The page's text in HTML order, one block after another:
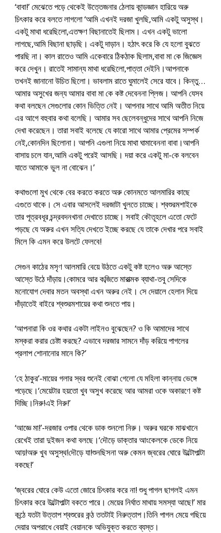
‘বাবা!’ মেঝেতে পড়ে থেকেই উত্তেজনার ঠেলায় কান্ডজ্ঞান হারিয়ে অরু
চিৎকার করে বলতে লাগলো ‘আমি এখনই দরজা খুলছি,আমি একটু অসুস্থ।
একটু মাথা ধরেছিলো,এতক্ষণ বিছানাতেই ছিলাম। এখন একটু ভালো
লাগছে,আমি বিছানা ছাড়ছি। একটু দাড়ান। হঠাৎ করে কি যে হলো বুঝতে
পারছি না। কাল রাতেও আমি একেবারে ঠিকঠাক ছিলাম,বাবা মা কে জিজ্ঞেস
করে দেখুন। রাতেই সামান্য মাথা ধরেছিলো,পাত্তা দেইনি।আপনাকে
তখনই জানানো উচিত ছিলো। ভাবলাম রাতে ঘুমালেই সেরে যাবে। কিন্তু…
আমার অসুখের জন্য আমার বাবা মা কে কষ্ট দেবেননা প্লিজ। আপনি যেসব
কথা বলছেন সেগুলোর কোন ভিত্তি নেই। আপনার সাথে আমি অতীত নিয়ে
এর আগে বহুবার কথা বলেছি। আমার সব ছেলেবন্ধুদের সাথে আপনি নিজে
দেখা করেছেন। তারা সবাই বলেছে যে কারো সাথে আমার প্রেমের সম্পর্ক
নেই,কোনদিন ছিলোনা। আপনি এগুলা নিয়ে মাথা ঘামাবেননা বাবা।আপনি
বাসায় চলে যান,আমি একটু পরেই আসছি। দয়া করে একটু মা-কে বলবেন
যাতে আমাকে ভুল না বোঝেন।’
কথাগুলো মুখ থেকে বের করতে করতে অরু কোনমতে আলমারির কাছে
এগুতে থাকে। সে এবার আসলেই দরজাটা খুলতে চাচ্ছে। শ্বশুরমশাইকে
তার পূত্রবধূর চন্দ্রবদনখানা দেখাতে চাচ্ছে। সবাই কৌতূহলে এতো ফেটে
পড়ছে যে অরুর এখন সত্যি দেখতে ইচ্ছে করছে যে তাকে দেখার পরে সবাই
মিলে কি এমন করে উলটে ফেলবে!
সেগুন কাঠের মসৃণ আলমারি বেয়ে উঠতে একটু কষ্ট হলেও অরু আস্তে
আস্তে উঠে দাঁড়ায়।কোমরে আর কব্জিতে মারাত্মক ব্যাথা-তবু সেদিকে
মনোযোগ দেবার মতন অবস্থা এখন অরুর নেই। সে দেয়ালে হেলান দিয়ে
দাঁড়াতেই বাইরে শ্বশুরমশায়ের কথা শুনতে পায়।
‘আপনারা কি ওর কথার একটা লাইনও বুঝেছেন? ও কি আমাদের সাথে
মস্করা করার চেষ্টা করছে? এভাবে দরজার সামনে দাঁড় করিয়ে পাগলের
প্রলাপ শোনানোর মানে কি?’
‘হে ঠাকুর’-মায়ের গলার স্বর শুনেই বোঝা গেলো যে মহিলা কান্নায় ভেঙ্গে
পড়েছে।‘মেয়েটার হয়তো খুব অসুখ করেছে আর আমরা ওকে অকারণে কষ্ট
দিচ্ছি।নিরু!এই নিরু!’
‘আজ্ঞে মা!’-দরজার ওপার থেকে ডাক শুনলো নিরু। অরুর ঘরকে মাঝখানে
রেখেই তারা দুইজন কথা বলছে।‘দৌড়ে ডাক্তার আংকেলকে ডেকে নিয়ে
আয়!অরু খুব অসুস্থ!দৌড়ে যা!শুনছিসনা অরু কেমন জ্বরের ঘোরে উল্টোপাল্টা
বকছে!’
‘জ্বরের ঘোরে কেউ এতো জোরে চিৎকার করে না! শুধু পাগল ছাগলই এমন
চিৎকার করে উল্টোপাল্টা বকতে পারে। মেয়ের নির্ঘাত মাথায় সমস্যা আছে!’ মার
কন্ঠে যতটা উত্তাপ শ্বশুরের কন্ঠ ততটাই নিরুত্তাপ।তিনি পাগল মেয়ে গছিয়ে
দেয়ার অপরাধে বেয়াই বেয়ানকে অভিযুক্ত করতে ব্যস্ত।